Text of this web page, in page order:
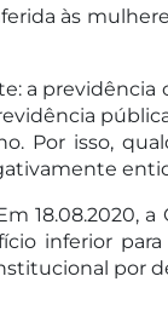
às
a
Por isso,
inferior
por